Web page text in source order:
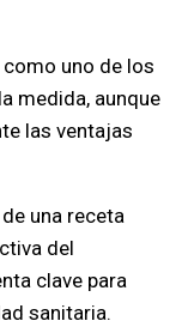
uno de los
medida, aunque
las ventajas
una receta
del
clave para
sanitaria.